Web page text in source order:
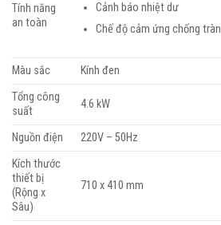
Tính năng
an toàn
Cảnh báo nhiệt dư
Chế độ cảm ứng chống tràn
Màu sắc
Kính đen
Tổng công
suất
4.6 kW
Nguồn điện
220V – 50Hz
Kích thước
thiết bị
(Rộng x
Sâu)
710 x 410 mm